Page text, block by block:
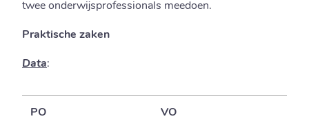
twee onderwijsprofessionals meedoen.
Praktische zaken
Data:
PO VO